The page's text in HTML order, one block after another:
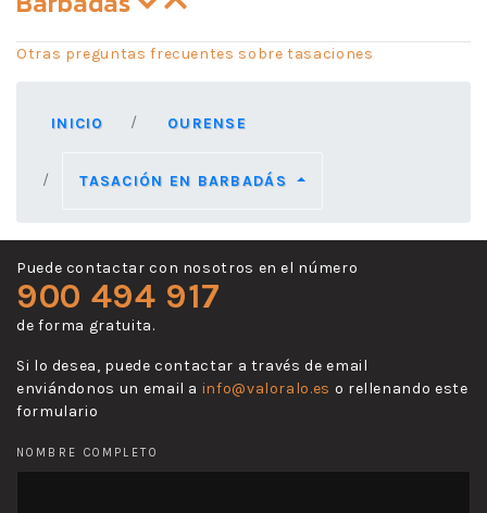
Otras preguntas frecuentes sobre tasaciones
INICIO OURENSE
TASACIÓN EN BARBADÁS
Puede contactar con nosotros en el número
900 494 917
de forma gratuita.
Si lo desea, puede contactar a través de email
enviándonos un email a info@valoralo.es o rellenando este
formulario
NOMBRE COMPLETO